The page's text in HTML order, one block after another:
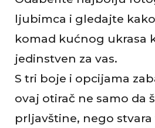
ljubimca i gledajte
komad kućnog ukrasa
jedinstven za vas.
S tri boje i opcijama
ovaj otirač ne samo da
prljavštine, nego